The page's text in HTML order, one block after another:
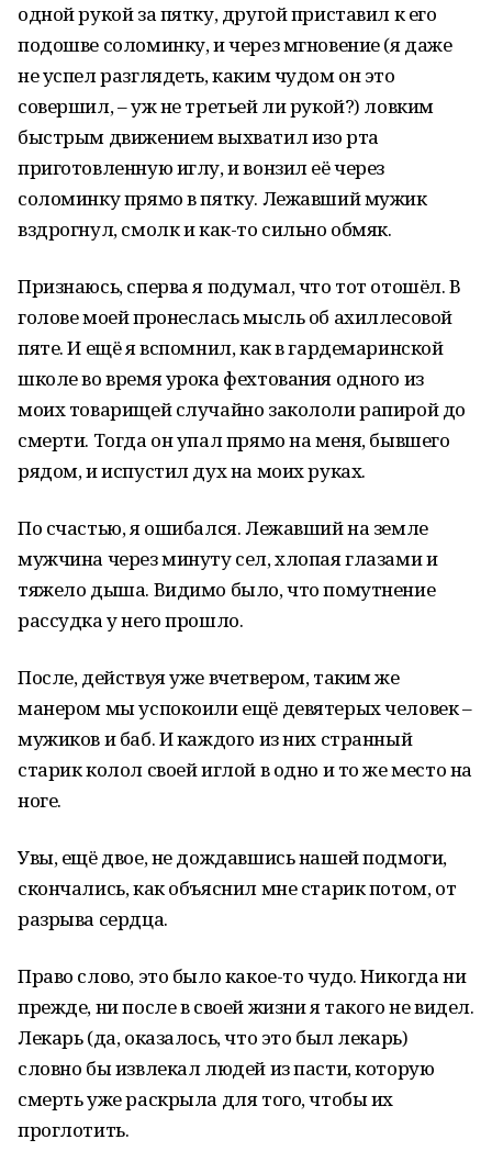
одной рукой за пятку, другой приставил к его
подошве соломинку, и через мгновение (я даже
не успел разглядеть, каким чудом он это
совершил, – уж не третьей ли рукой?) ловким
быстрым движением выхватил изо рта
приготовленную иглу, и вонзил её через
соломинку прямо в пятку. Лежавший мужик
вздрогнул, смолк и как-то сильно обмяк.
Признаюсь, сперва я подумал, что тот отошёл. В
голове моей пронеслась мысль об ахиллесовой
пяте. И ещё я вспомнил, как в гардемаринской
школе во время урока фехтования одного из
моих товарищей случайно закололи рапирой до
смерти. Тогда он упал прямо на меня, бывшего
рядом, и испустил дух на моих руках.
По счастью, я ошибался. Лежавший на земле
мужчина через минуту сел, хлопая глазами и
тяжело дыша. Видимо было, что помутнение
рассудка у него прошло.
После, действуя уже вчетвером, таким же
манером мы успокоили ещё девятерых человек –
мужиков и баб. И каждого из них странный
старик колол своей иглой в одно и то же место на
ноге.
Увы, ещё двое, не дождавшись нашей подмоги,
скончались, как объяснил мне старик потом, от
разрыва сердца.
Право слово, это было какое-то чудо. Никогда ни
прежде, ни после в своей жизни я такого не видел.
Лекарь (да, оказалось, что это был лекарь)
словно бы извлекал людей из пасти, которую
смерть уже раскрыла для того, чтобы их
проглотить.